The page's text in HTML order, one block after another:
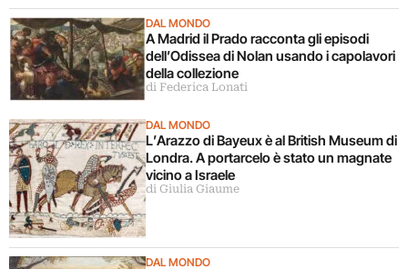
DAL MONDO
A Madrid il Prado racconta gli episodi
dell’Odissea di Nolan usando i capolavori
della collezione
di Federica Lonati
DAL MONDO
L’Arazzo di Bayeux è al British Museum di
Londra. A portarcelo è stato un magnate
vicino a Israele
di Giulia Giaume
DAL MONDO